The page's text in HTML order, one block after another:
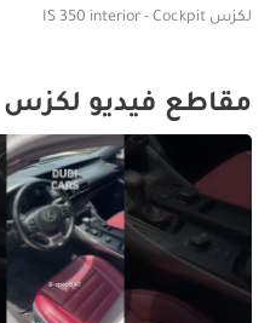
لكزس IS 350 interior - Cockpit
مقاطع فيديو لكزس IS 350